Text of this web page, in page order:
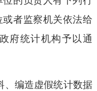
者监察机关依法给
府统计机构予以通
编造虚假统计数据